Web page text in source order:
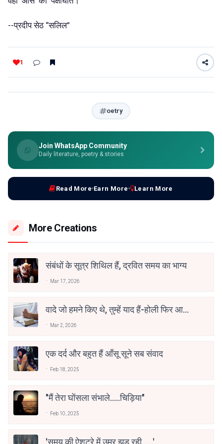
--प्रदीप सेठ “सलिल”
1
oetry
Join WhatsApp Community
Daily literature, poetry & stories
Read More Earn More Learn More
More Creations
संबंधों के सूत्र शिथिल हैं, द्रवित समय का भाग्य
Mar 17, 2026
वादे जो हमने किए थे, तुम्हें याद हैं-होली फिर आई
Mar 2, 2026
एक दर्द और बहुत हैं आँसू सूने सब संवाद
Feb 18, 2025
"मैं तेरा घोंसला संभाले.....चिड़िया"
Feb 10, 2025
'समय की ऐशट्रे में उम्र झड़ रही......'